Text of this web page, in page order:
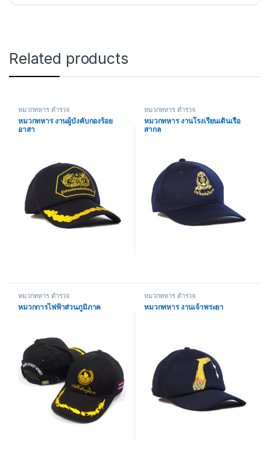
Related products
หมวกทหาร ตำรวจ
หมวกทหาร งานผู้บังคับกองร้อย
อาสา
หมวกทหาร ตำรวจ
หมวกทหาร งานโรงเรียนเดินเรือ
สากล
หมวกทหาร ตำรวจ
หมวกการไฟฟ้าส่วนภูมิภาค
หมวกทหาร ตำรวจ
หมวกทหาร งานเจ้าพระยา